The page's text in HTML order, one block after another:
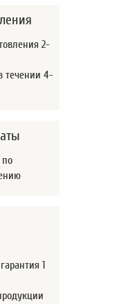
2-
течении 4-
1